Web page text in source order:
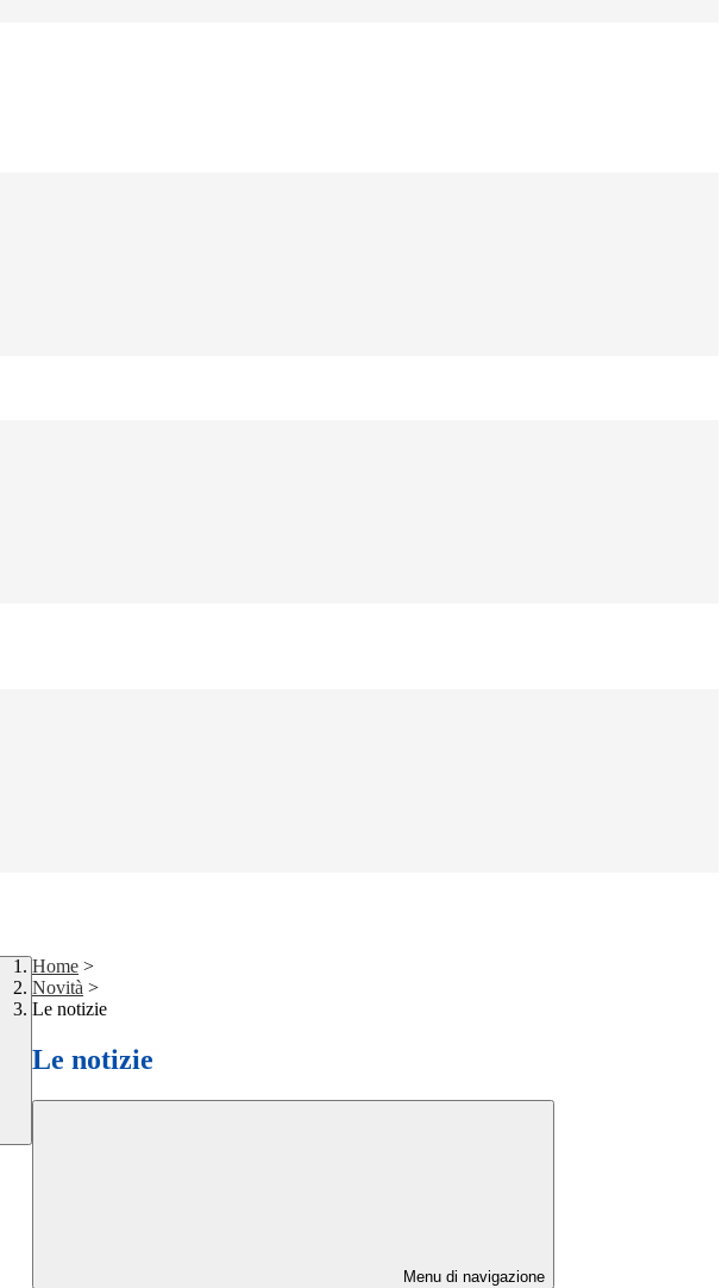
Home >
Novità >
Le notizie
Le notizie
Menu di navigazione